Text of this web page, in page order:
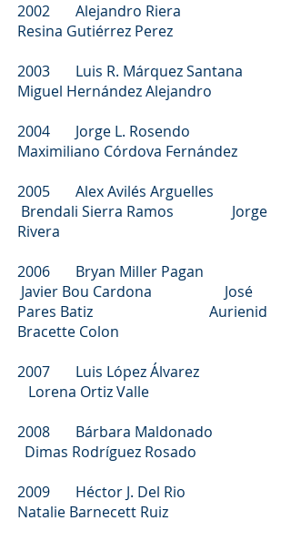
2002 Alejandro Riera
Resina Gutiérrez Perez
2003 Luis R. Márquez Santana
Miguel Hernández Alejandro
2004 Jorge L. Rosendo
Maximiliano Córdova Fernández
2005 Alex Avilés Arguelles
Brendali Sierra Ramos Jorge
Rivera
2006 Bryan Miller Pagan
Javier Bou Cardona José
Pares Batiz Aurienid
Bracette Colon
2007 Luis López Álvarez
Lorena Ortiz Valle
2008 Bárbara Maldonado
Dimas Rodríguez Rosado
2009 Héctor J. Del Rio
Natalie Barnecett Ruiz